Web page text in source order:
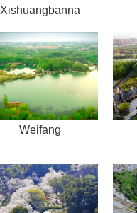
Xishuangbanna
Weifang